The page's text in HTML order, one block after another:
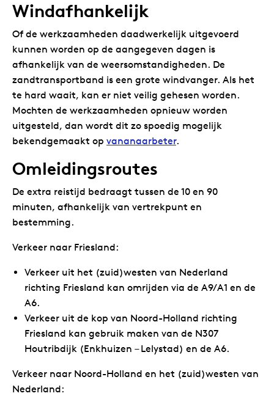
Windafhankelijk
Of de werkzaamheden daadwerkelijk uitgevoerd
kunnen worden op de aangegeven dagen is
afhankelijk van de weersomstandigheden. De
zandtransportband is een grote windvanger. Als het
te hard waait, kan er niet veilig gehesen worden.
Mochten de werkzaamheden opnieuw worden
uitgesteld, dan wordt dit zo spoedig mogelijk
bekendgemaakt op vananaarbeter.
Omleidingsroutes
De extra reistijd bedraagt tussen de 10 en 90
minuten, afhankelijk van vertrekpunt en
bestemming.
Verkeer naar Friesland:
Verkeer uit het (zuid)westen van Nederland
richting Friesland kan omrijden via de A9/A1 en de
A6.
Verkeer uit de kop van Noord-Holland richting
Friesland kan gebruik maken van de N307
Houtribdijk (Enkhuizen – Lelystad) en de A6.
Verkeer naar Noord-Holland en het (zuid)westen van
Nederland: